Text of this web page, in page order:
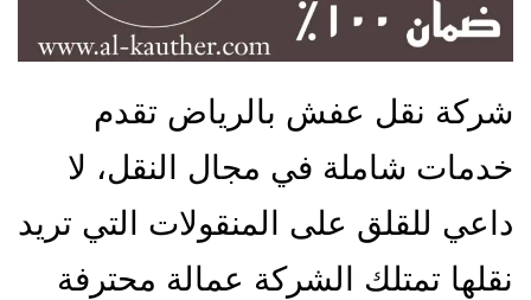
شركة نقل عفش بالرياض تقدم
خدمات شاملة في مجال النقل، لا
داعي للقلق على المنقولات التي تريد
نقلها تمتلك الشركة عمالة محترفة